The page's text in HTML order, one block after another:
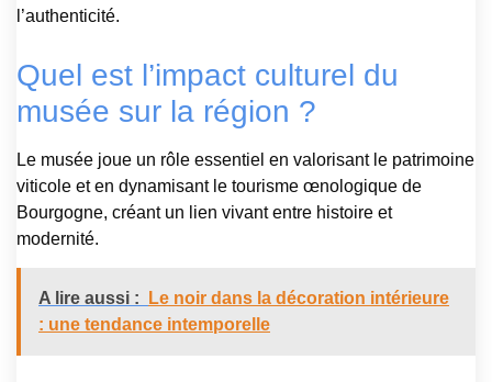
l’authenticité.
Quel est l’impact culturel du
musée sur la région ?
Le musée joue un rôle essentiel en valorisant le patrimoine
viticole et en dynamisant le tourisme œnologique de
Bourgogne, créant un lien vivant entre histoire et
modernité.
A lire aussi :
Le noir dans la décoration intérieure
: une tendance intemporelle